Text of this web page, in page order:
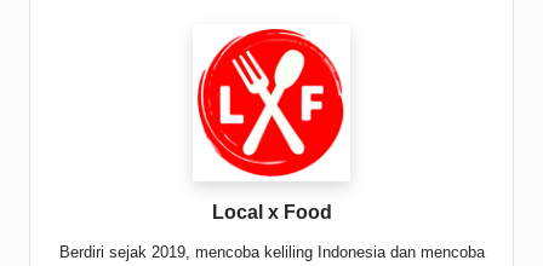
Local x Food
Berdiri sejak 2019, mencoba keliling Indonesia dan mencoba